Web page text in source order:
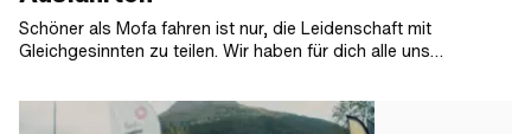
Schöner als Mofa fahren ist nur, die Leidenschaft mit
Gleichgesinnten zu teilen. Wir haben für dich alle uns
Termin mehr verpasst!